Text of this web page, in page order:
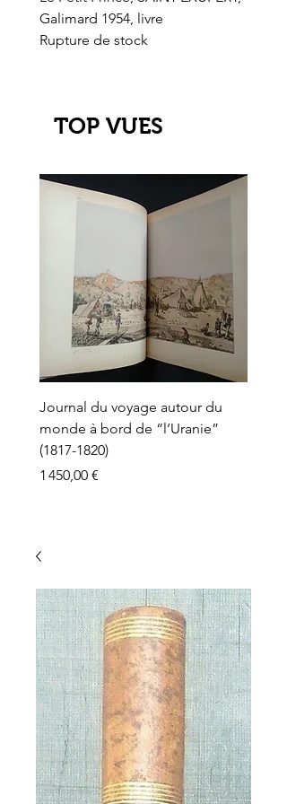
Galimard 1954, livre
Rupture de stock
TOP VUES
Journal du voyage autour du
monde à bord de “l’Uranie”
(1817-1820)
Prix
1 450,00 €